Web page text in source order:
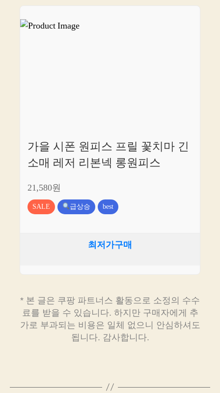
가을 시폰 원피스 프릴 꽃치마 긴
소매 레저 리본넥 롱원피스
21,580원
SALE 급상승 best
최저가구매
* 본 글은 쿠팡 파트너스 활동으로 소정의 수수
료를 받을 수 있습니다. 하지만 구매자에게 추
가로 부과되는 비용은 일체 없으니 안심하셔도
됩니다. 감사합니다.